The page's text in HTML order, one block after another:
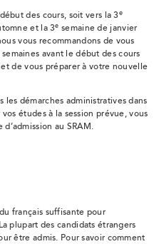
des cours, soit vers la 3 e
et la 3e semaine de janvier
vous recommandons de vous
avant le début des cours
de vous préparer à votre nouvelle
démarches administratives dans
études à la session prévue, vous
au SRAM.
français suffisante pour
plupart des candidats étrangers
être admis. Pour savoir comment